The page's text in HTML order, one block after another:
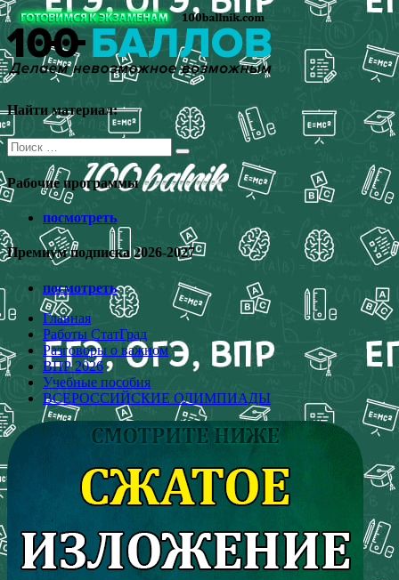
Перейти
к
содержимому
Найти материал:
Поиск
для:
Рабочие программы
посмотреть
Премиум подписка 2026-2027
посмотреть
Главная
Работы СтатГрад
Разговоры о важном
ВПР 2026
Учебные пособия
ВСЕРОССИЙСКИЕ ОЛИМПИАДЫ